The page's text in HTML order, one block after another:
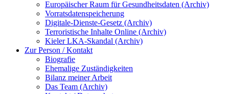
Europäischer Raum für Gesundheitsdaten (Archiv)
Vorratsdatenspeicherung
Digitale-Dienste-Gesetz (Archiv)
Terroristische Inhalte Online (Archiv)
Kieler LKA-Skandal (Archiv)
Zur Person / Kontakt
Biografie
Ehemalige Zuständigkeiten
Bilanz meiner Arbeit
Das Team (Archiv)